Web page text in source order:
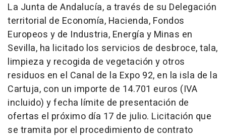
La Junta de Andalucía, a través de su Delegación
territorial de Economía, Hacienda, Fondos
Europeos y de Industria, Energía y Minas en
Sevilla, ha licitado los servicios de desbroce, tala,
limpieza y recogida de vegetación y otros
residuos en el Canal de la Expo 92, en la isla de la
Cartuja, con un importe de 14.701 euros (IVA
incluido) y fecha límite de presentación de
ofertas el próximo día 17 de julio. Licitación que
se tramita por el procedimiento de contrato